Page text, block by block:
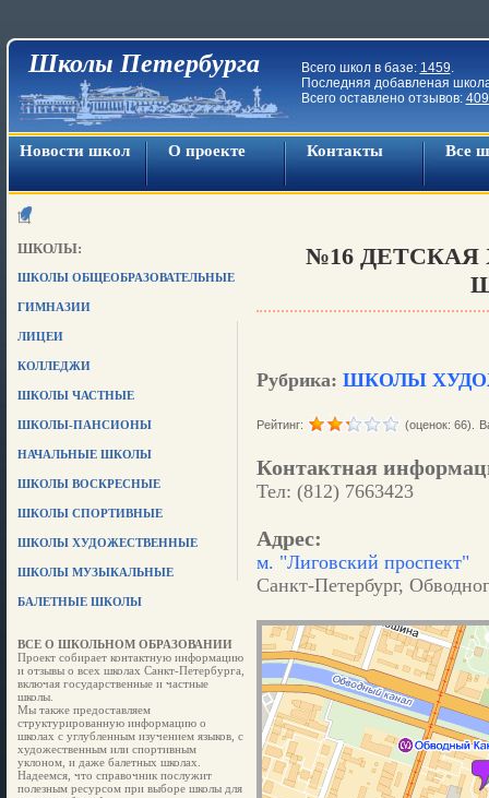
Школы Петербурга Всего школ в базе: 1459.
Последняя добавленая
Всего оставлено отзывов:
Новости школ О проекте Контакты Все
ШКОЛЫ:
ШКОЛЫ ОБЩЕОБРАЗОВАТЕЛЬНЫЕ
ГИМНАЗИИ
ЛИЦЕИ
КОЛЛЕДЖИ
ШКОЛЫ ЧАСТНЫЕ
ШКОЛЫ-ПАНСИОНЫ
НАЧАЛЬНЫЕ ШКОЛЫ
ШКОЛЫ ВОСКРЕСНЫЕ
ШКОЛЫ СПОРТИВНЫЕ
ШКОЛЫ ХУДОЖЕСТВЕННЫЕ
ШКОЛЫ МУЗЫКАЛЬНЫЕ
БАЛЕТНЫЕ ШКОЛЫ
ВСЕ О ШКОЛЬНОМ ОБРАЗОВАНИИ
Проект собирает контактную информацию
и отзывы о всех школах Санкт-Петербурга,
включая государственные и частные
школы.
Мы также предоставляем
структурированную информацию о
школах с углубленным изучением языков, с
художественным или спортивным
уклоном, и даже балетных школах.
Надеемся, что справочник послужит
полезным ресурсом при выборе школы для
№16
Рубрика: ШКОЛЫ
Рейтинг: (оценок: 66).
Контактная
Тел: (812) 7663423
Адрес:
м. "Лиговский проспект"
Санкт-Петербург,